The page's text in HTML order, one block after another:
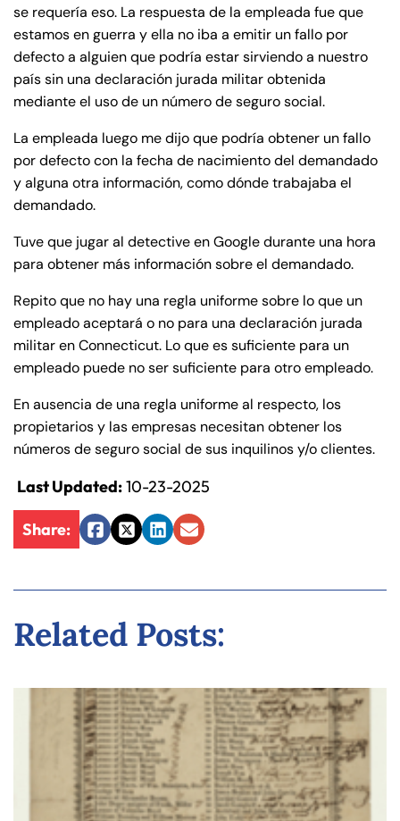
se requería eso. La respuesta de la empleada fue que
estamos en guerra y ella no iba a emitir un fallo por
defecto a alguien que podría estar sirviendo a nuestro
país sin una declaración jurada militar obtenida
mediante el uso de un número de seguro social.
La empleada luego me dijo que podría obtener un fallo
por defecto con la fecha de nacimiento del demandado
y alguna otra información, como dónde trabajaba el
demandado.
Tuve que jugar al detective en Google durante una hora
para obtener más información sobre el demandado.
Repito que no hay una regla uniforme sobre lo que un
empleado aceptará o no para una declaración jurada
militar en Connecticut. Lo que es suficiente para un
empleado puede no ser suficiente para otro empleado.
En ausencia de una regla uniforme al respecto, los
propietarios y las empresas necesitan obtener los
números de seguro social de sus inquilinos y/o clientes.
Last Updated:10-23-2025
Share:
Facebook
TwitterLinkedIn
Email
Related Posts: